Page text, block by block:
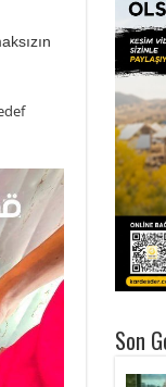
Son